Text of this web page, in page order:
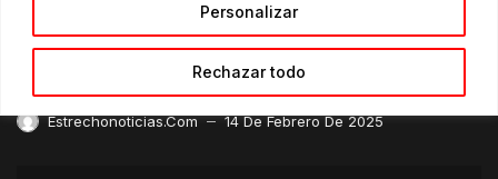
Personalizar
Rechazar todo
«Lágrimas secas bajo la
Estrechonoticias.com — 14 De Febrero De 2025